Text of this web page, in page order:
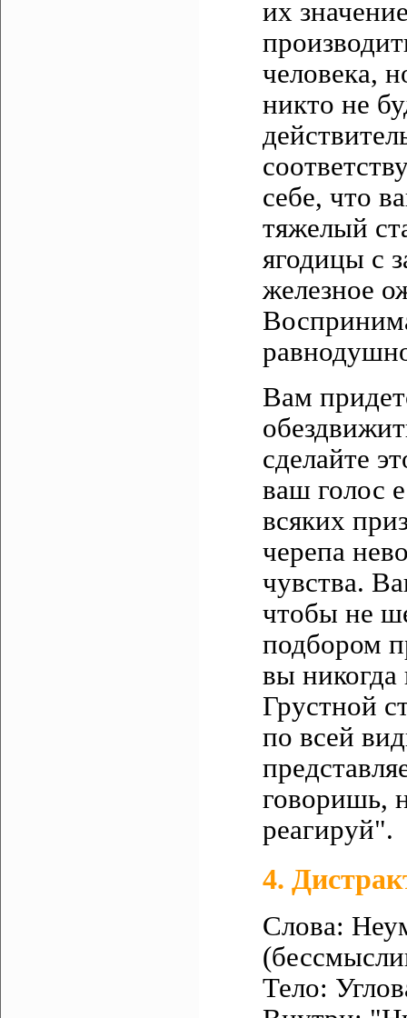
их
человека,
никто не
себе, что
тяжелый
ягодицы с
железное
Вам
сделайте
ваш голос
всяких
черепа
чувства.
чтобы не
подбором
вы
Грустной
по всей
говоришь,
реагируй".
4.
Слова:
Тело: